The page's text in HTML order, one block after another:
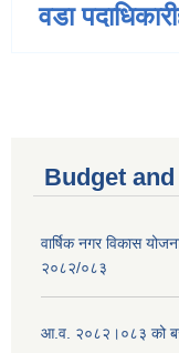
वडा
Budget
वार्षिक नगर विकास
२०८२/०८३
आ.व. २०८२।०८३ को